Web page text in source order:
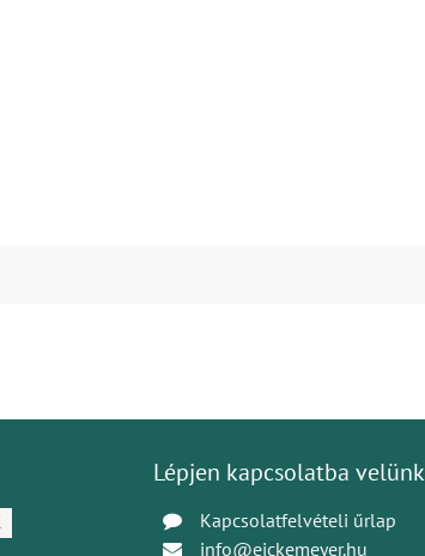
Lépjen kapcsolatba velünk
Kapcsolatfelvételi űrlap
info@eickemeyer.hu